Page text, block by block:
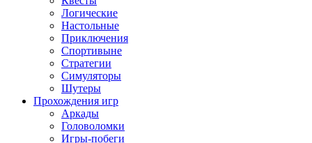
Логические
Настольные
Приключения
Спортивыне
Стратегии
Симуляторы
Шутеры
Прохождения игр
Аркады
Головоломки
Игры-побеги